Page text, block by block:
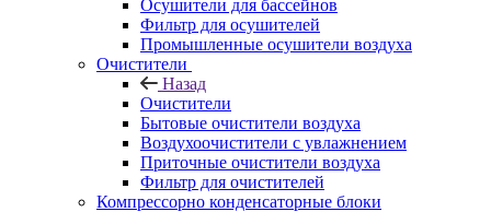
Осушители для бассейнов
Фильтр для осушителей
Промышленные осушители воздуха
Очистители
Назад
Очистители
Бытовые очистители воздуха
Воздухоочистители с увлажнением
Приточные очистители воздуха
Фильтр для очистителей
Компрессорно конденсаторные блоки